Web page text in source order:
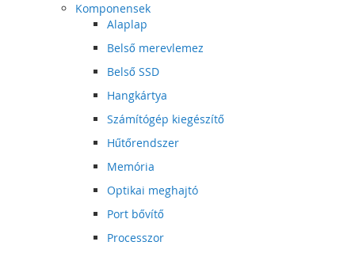
Komponensek
Alaplap
Belső merevlemez
Belső SSD
Hangkártya
Számítógép kiegészítő
Hűtőrendszer
Memória
Optikai meghajtó
Port bővítő
Processzor